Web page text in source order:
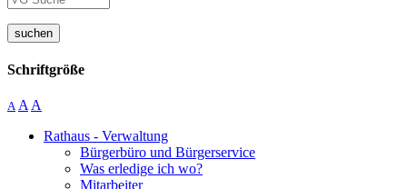
suchen
Schriftgröße
A A A
Rathaus - Verwaltung
Bürgerbüro und Bürgerservice
Was erledige ich wo?
Mitarbeiter